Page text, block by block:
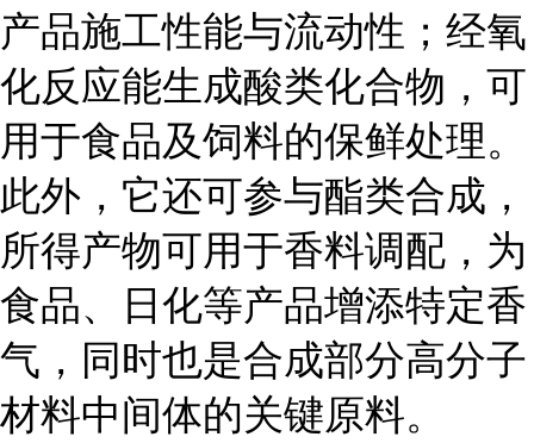
产品施工性能与流动性；经氧
化反应能生成酸类化合物，可
用于食品及饲料的保鲜处理。
此外，它还可参与酯类合成，
所得产物可用于香料调配，为
食品、日化等产品增添特定香
气，同时也是合成部分高分子
材料中间体的关键原料。